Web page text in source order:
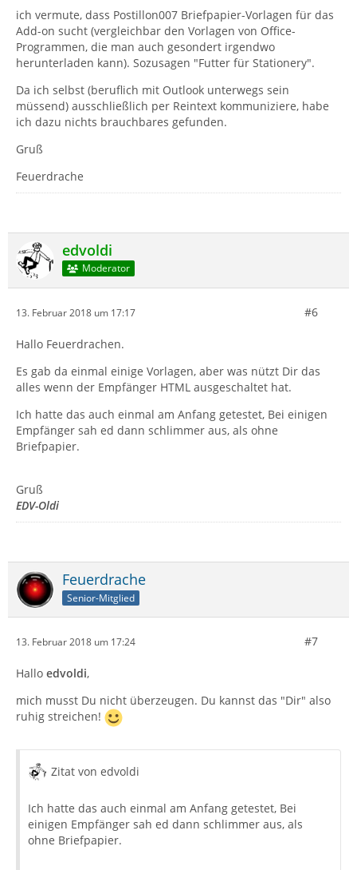
ich vermute, dass Postillon007 Briefpapier-Vorlagen für das
Add-on sucht (vergleichbar den Vorlagen von Office-
Programmen, die man auch gesondert irgendwo
herunterladen kann). Sozusagen "Futter für Stationery".
Da ich selbst (beruflich mit Outlook unterwegs sein
müssend) ausschließlich per Reintext kommuniziere, habe
ich dazu nichts brauchbares gefunden.
Gruß
Feuerdrache
edvoldi
Moderator
13. Februar 2018 um 17:17 #6
Hallo Feuerdrachen.
Es gab da einmal einige Vorlagen, aber was nützt Dir das
alles wenn der Empfänger HTML ausgeschaltet hat.
Ich hatte das auch einmal am Anfang getestet, Bei einigen
Empfänger sah ed dann schlimmer aus, als ohne
Briefpapier.
Gruß
EDV-Oldi
Feuerdrache
Senior-Mitglied
13. Februar 2018 um 17:24 #7
Hallo edvoldi,
mich musst Du nicht überzeugen. Du kannst das "Dir" also
ruhig streichen!
Zitat von edvoldi
Ich hatte das auch einmal am Anfang getestet, Bei
einigen Empfänger sah ed dann schlimmer aus, als
ohne Briefpapier.